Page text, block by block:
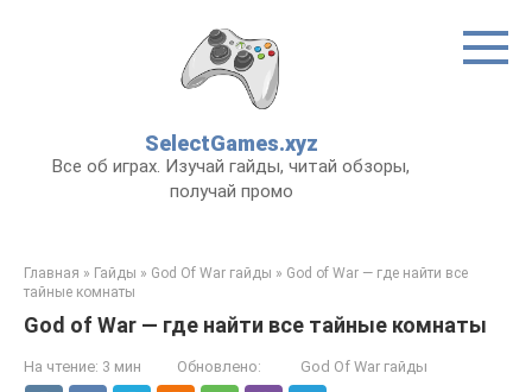
SelectGames.xyz
Все об играх. Изучай гайды, читай обзоры,
получай промо
Главная » Гайды » God Of War гайды » God of War — где найти все
тайные комнаты
God of War — где найти все тайные комнаты
На чтение: 3 мин Обновлено: God Of War гайды